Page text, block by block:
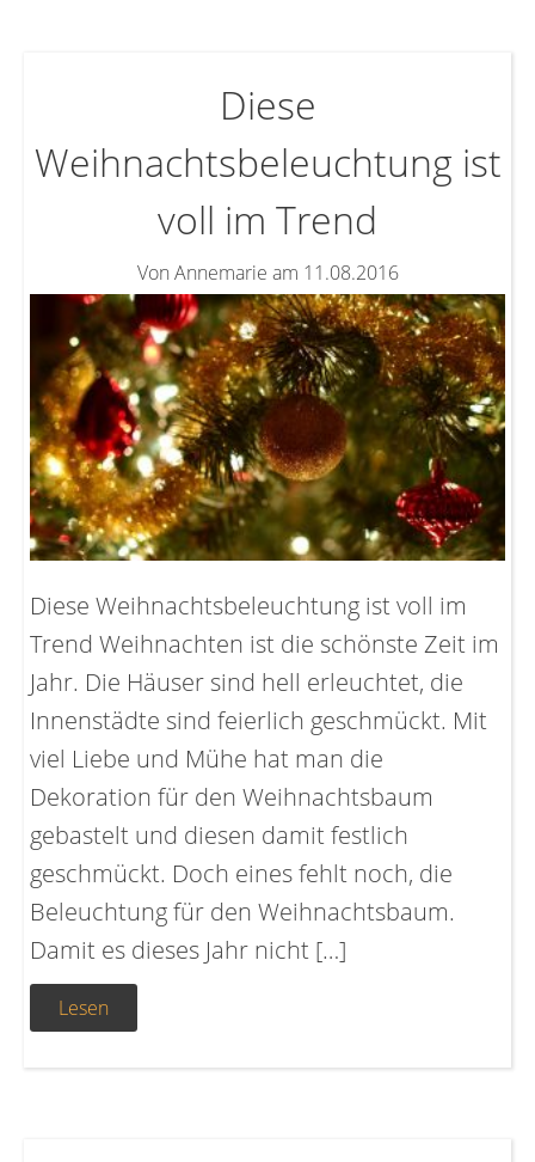
Diese
Weihnachtsbeleuchtung ist
voll im Trend
Von Annemarie am 11.08.2016
Diese Weihnachtsbeleuchtung ist voll im
Trend Weihnachten ist die schönste Zeit im
Jahr. Die Häuser sind hell erleuchtet, die
Innenstädte sind feierlich geschmückt. Mit
viel Liebe und Mühe hat man die
Dekoration für den Weihnachtsbaum
gebastelt und diesen damit festlich
geschmückt. Doch eines fehlt noch, die
Beleuchtung für den Weihnachtsbaum.
Damit es dieses Jahr nicht […]
Lesen